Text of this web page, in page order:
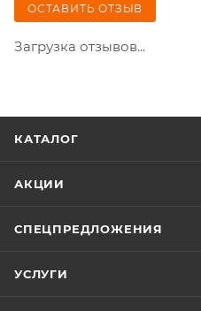
ОСТАВИТЬ ОТЗЫВ
Загрузка отзывов...
КАТАЛОГ
АКЦИИ
СПЕЦПРЕДЛОЖЕНИЯ
УСЛУГИ